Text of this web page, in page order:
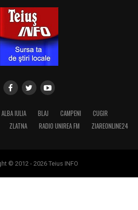
ALBA IULIA BLAJ CAMPENI
CUGIR
ZLATNA RADIO UNIREA FM ZIAREONLINE24
© 2012 - 2026 Teius INFO